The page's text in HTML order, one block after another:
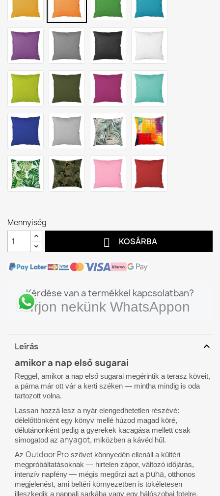
Mennyiség
 KOSÁRBA
Kérdése van a termékkel kapcsolatban?
Írjon nekünk WhatsAppon
Leírás expand_more
amikor a nap első sugarai
Reggel, amikor a nap első sugarai megérintik a terasz köveit,
a párna már ott vár a kerti széken — mintha mindig is oda
tartozott volna.
Lassan hozzá lesz a nyár elengedhetetlen részévé:
délelőttönként egy könyv mellé húzod magad köré,
délutánonként pedig a gyerekek kacagása mellett csak
simogatod az anyagot, miközben a kávéd hűl.
Az Outdoor Pro szövet könnyedén ellenáll a kültéri
megpróbáltatásoknak — hirtelen zápor, változó időjárás,
intenzív napfény — mégis megőrzi azt a puha, otthonos
megjelenést, ami beltéri környezetben is tökéletesen
illeszkedik a nappali sarkába vagy egy hálószobai fotelre.